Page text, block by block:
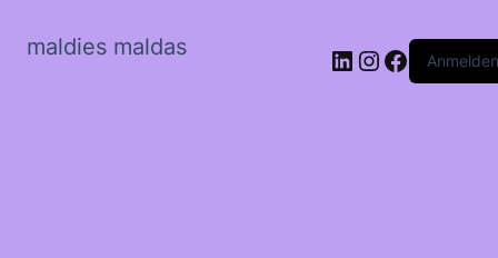
maldies maldas LinkedIn
Instagram
Anmelden